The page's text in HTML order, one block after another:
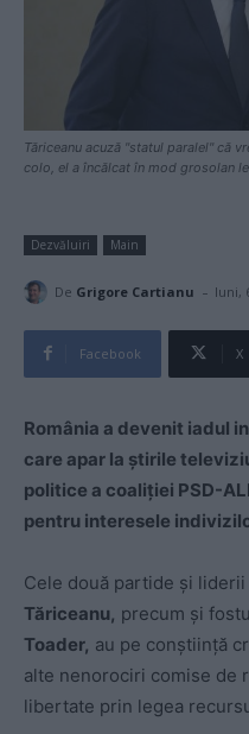
Tăriceanu acuză "statul paralel" că
colo, el a încălcat în mod grosolan
Dezvăluiri Main
De Grigore Cartianu - luni,
Facebook X
România a devenit iadul
care apar la știrile
politice a coaliției PSD-
pentru interesele
Cele două partide și liderii
Tăriceanu, precum și
Toader, au pe conștiință
alte nenorociri comise de
libertate prin legea